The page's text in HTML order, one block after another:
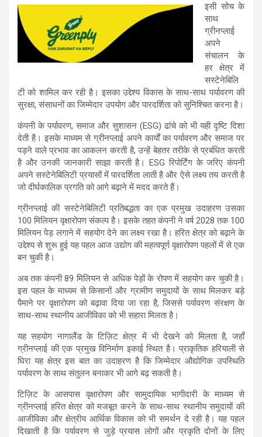
इसी सोच के
साथ
ग्रीनप्लाई
अपने
संचालन के
हर क्षेत्र में
सस्टेनेबिलि
टी को शामिल कर रही है। इसका उद्देश्य विकास के साथ-साथ पर्यावरण की
सुरक्षा, संसाधनों का जिम्मेदार उपयोग और पारदर्शिता को सुनिश्चित करना है।
कंपनी के पर्यावरण, समाज और सुशासन (ESG) ढांचे को भी यही दृष्टि दिशा
देती है। इसके माध्यम से ग्रीनप्लाई अपने कार्यों का पर्यावरण और समाज पर
पड़ने वाले प्रभाव का आकलन करती है, उन्हें बेहतर तरीके से प्रबंधित करती
है और उनकी जानकारी साझा करती है। ESG रिपोर्टिंग के जरिए कंपनी
अपने सस्टेनेबिलिटी प्रयासों में पारदर्शिता लाती है और ऐसे लक्ष्य तय करती है
जो दीर्घकालिक प्रगति को आगे बढ़ाने में मदद करते हैं।
ग्रीनप्लाई की सस्टेनेबिलिटी प्रतिबद्धता का एक प्रमुख उदाहरण उसका
100 मिलियन वृक्षारोपण संकल्प है। इसके तहत कंपनी ने वर्ष 2028 तक 100
मिलियन पेड़ लगाने में सहयोग देने का लक्ष्य रखा है। हरित क्षेत्र को बढ़ाने के
उद्देश्य से शुरू हुई यह पहल आज उद्योग की महत्वपूर्ण वृक्षारोपण पहलों में से एक
बन चुकी है।
अब तक कंपनी 89 मिलियन से अधिक पेड़ों के रोपण में सहयोग कर चुकी है।
इस पहल के माध्यम से किसानों और ग्रामीण समुदायों के साथ मिलकर बड़े
पैमाने पर वृक्षारोपण को बढ़ावा दिया जा रहा है, जिससे पर्यावरण संरक्षण के
साथ-साथ स्थानीय आजीविका को भी सहारा मिलता है।
यह सहयोग नागालैंड के टिज़िट क्षेत्र में भी देखने को मिलता है, जहाँ
ग्रीनप्लाई की एक प्रमुख विनिर्माण इकाई स्थित है। प्राकृतिक हरियाली से
घिरा यह क्षेत्र इस बात का उदाहरण है कि जिम्मेदार औद्योगिक उपस्थिति
पर्यावरण के साथ संतुलन बनाकर भी आगे बढ़ सकती है।
टिज़िट के आसपास वृक्षारोपण और सामुदायिक भागीदारी के माध्यम से
ग्रीनप्लाई हरित क्षेत्र को मजबूत करने के साथ-साथ स्थानीय समुदायों की
आजीविका और क्षेत्रीय आर्थिक विकास को भी समर्थन दे रही है। यह पहल
दिखाती है कि पर्यावरण से जुड़े प्रयास लोगों और प्रकृति दोनों के लिए